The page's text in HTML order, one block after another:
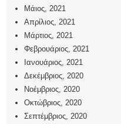
Μάιος, 2021
Απρίλιος, 2021
Μάρτιος, 2021
Φεβρουάριος, 2021
Ιανουάριος, 2021
Δεκέμβριος, 2020
Νοέμβριος, 2020
Οκτώβριος, 2020
Σεπτέμβριος, 2020